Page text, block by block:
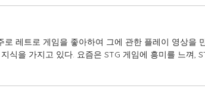
레트로 게임을 좋아하여 그에 관한 플레이 영상을
식을 가지고 있다. 요즘은 STG 게임에 흥미를 느껴,